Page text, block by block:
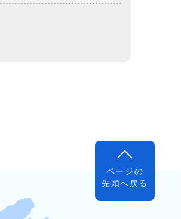
ページの
先頭へ戻る